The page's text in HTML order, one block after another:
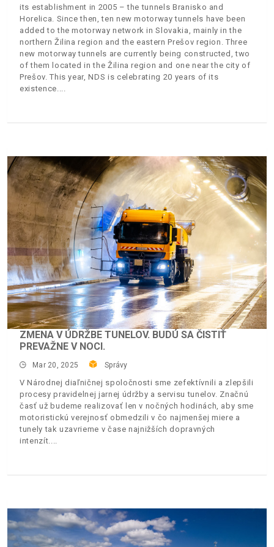
its establishment in 2005 – the tunnels Branisko and
Horelica. Since then, ten new motorway tunnels have been
added to the motorway network in Slovakia, mainly in the
northern Žilina region and the eastern Prešov region. Three
new motorway tunnels are currently being constructed, two
of them located in the Žilina region and one near the city of
Prešov. This year, NDS is celebrating 20 years of its
existence.
ZMENA V ÚDRŽBE TUNELOV. BUDÚ SA ČISTIŤ
PREVAŽNE V NOCI.
Mar 20, 2025 Správy
V Národnej diaľničnej spoločnosti sme zefektívnili a zlepšili
procesy pravidelnej jarnej údržby a servisu tunelov. Značnú
časť už budeme realizovať len v nočných hodinách, aby sme
motoristickú verejnosť obmedzili v čo najmenšej miere a
tunely tak uzavrieme v čase najnižších dopravných
intenzít.